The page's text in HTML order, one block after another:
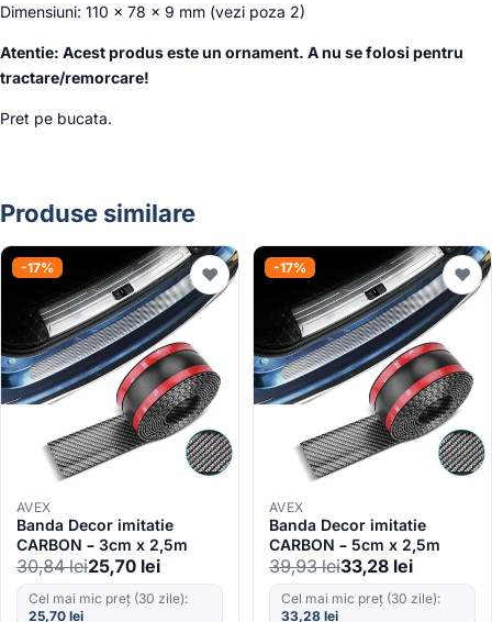
Dimensiuni: 110 x 78 x 9 mm (vezi poza 2)
Atentie: Acest produs este un ornament. A nu se folosi pentru
tractare/remorcare!
Pret pe bucata.
Produse similare
-17% ♥
AVEX
Banda Decor imitatie
CARBON – 3cm x 2,5m
30,84lei25,70 lei
Cel mai mic preț (30 zile):
25,70 lei
-17% ♥
AVEX
Banda Decor imitatie
CARBON – 5cm x 2,5m
39,93lei33,28 lei
Cel mai mic preț (30 zile):
33,28 lei